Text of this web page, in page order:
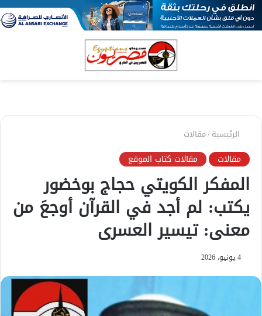
الرئيسية/مقالات
مقالات مقالات كتاب الموقع
المفكر الكويتي حجاج بوخضور
يكتب: لم أجد في القرآن أوجعَ من
معنى: تيسير العسرى
4 يونيو، 2026